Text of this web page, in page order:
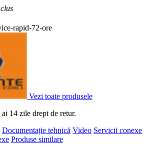
Vezi toate produsele
14 zile drept de retur.
Documentație tehnică Video Servicii conexe
Produse similare